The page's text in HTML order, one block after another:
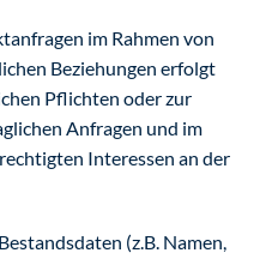
im Rahmen von
Beziehungen erfolgt
Pflichten oder zur
Anfragen und im
Interessen an der
Bestandsdaten (z.B. Namen,